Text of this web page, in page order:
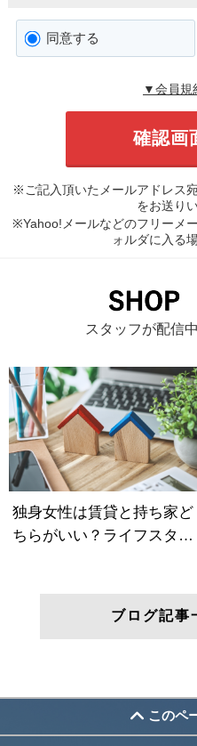
同意する
▼会員規
※ご記入頂いたメールアドレス
をお送り
※Yahoo!メールなどのフリーメ
ォルダに入る
スタッフが配信
ブログ記事
このペ